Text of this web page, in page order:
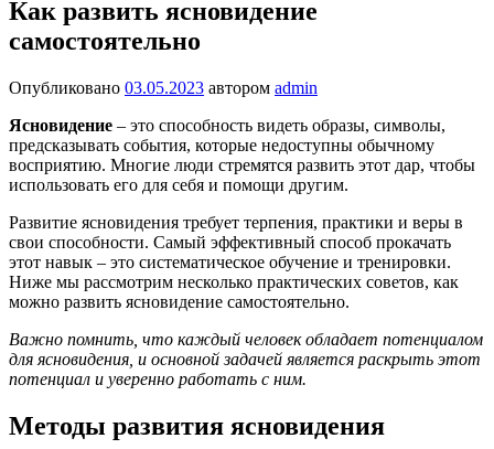
Как развить ясновидение
самостоятельно
Опубликовано 03.05.2023 автором admin
Ясновидение – это способность видеть образы, символы,
предсказывать события, которые недоступны обычному
восприятию. Многие люди стремятся развить этот дар, чтобы
использовать его для себя и помощи другим.
Развитие ясновидения требует терпения, практики и веры в
свои способности. Самый эффективный способ прокачать
этот навык – это систематическое обучение и тренировки.
Ниже мы рассмотрим несколько практических советов, как
можно развить ясновидение самостоятельно.
Важно помнить, что каждый человек обладает потенциалом
для ясновидения, и основной задачей является раскрыть этот
потенциал и уверенно работать с ним.
Методы развития ясновидения